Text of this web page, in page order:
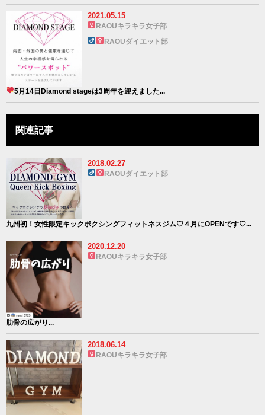
2021.05.15
RAOUキラキラ女子部
RAOUダイエット部
5月14日Diamond stageは3周年を迎えました...
関連記事
2018.02.27
RAOUダイエット部
九州初！女性限定キックボクシングフィットネスジム♡４月にOPENです♡...
2020.12.20
RAOUキラキラ女子部
肋骨の広がり...
2018.06.14
RAOUキラキラ女子部